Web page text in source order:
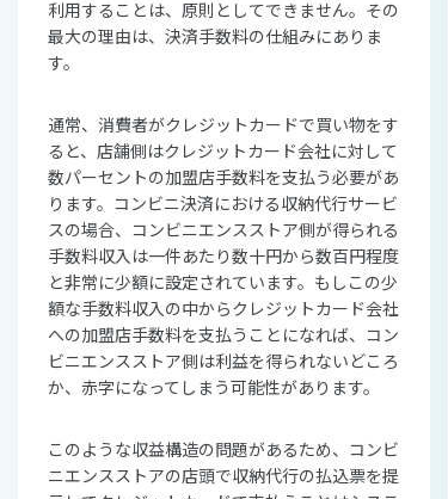
利用することは、原則としてできません。その
最大の理由は、決済手数料の仕組みにありま
す。
通常、消費者がクレジットカードで買い物をす
ると、店舗側はクレジットカード会社に対して
数パーセントの加盟店手数料を支払う必要があ
ります。コンビニ決済における収納代行サービ
スの場合、コンビニエンスストア側が得られる
手数料収入は一件あたり数十円から数百円程度
と非常に少額に設定されています。もしこの少
額な手数料収入の中からクレジットカード会社
への加盟店手数料を支払うことになれば、コン
ビニエンスストア側は利益を得られないどころ
か、赤字になってしまう可能性があります。
このような収益構造の問題があるため、コンビ
ニエンスストアの店頭で収納代行の払込票を提